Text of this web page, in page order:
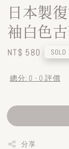
日本製
袖白色
Regular
NT$ 580 SOLD
總分: 0 - 0 評價
分享